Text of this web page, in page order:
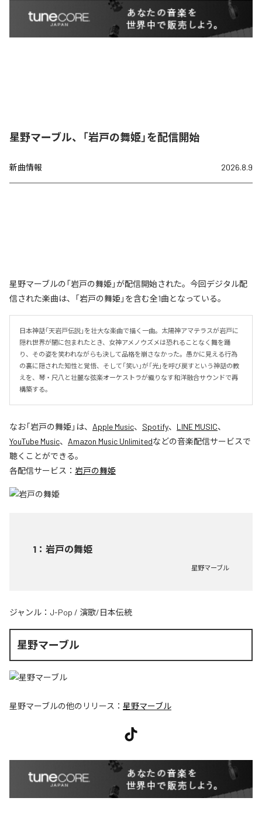
星野マーブル、「岩戸の舞姫」を配信開始
新曲情報 2026.8.9
星野マーブルの「岩戸の舞姫」が配信開始された。今回デジタル配
信された楽曲は、「岩戸の舞姫」を含む全1曲となっている。
日本神話「天岩戸伝説」を壮大な楽曲で描く一曲。太陽神アマテラスが岩戸に
隠れ世界が闇に包まれたとき、女神アメノウズメは恐れることなく舞を踊
り、その姿を笑われながらも決して品格を崩さなかった。愚かに見える行為
の裏に隠された知性と覚悟、そして「笑い」が「光」を呼び戻すという神話の教
えを、琴・尺八と壮麗な弦楽オーケストラが織りなす和洋融合サウンドで再
構築する。
なお「岩戸の舞姫 」は、 Apple Music、 Spotify、 LINE MUSIC、
YouTube Music、 Amazon Music Unlimitedなどの音楽配信サービスで
聴くことができる。
各配信サービス： 岩戸の舞姫
1 ： 岩戸の舞姫
星野マーブル
ジャンル： J-Pop / 演歌/日本伝統
星野マーブル
星野マーブルの他のリリース： 星野マーブル